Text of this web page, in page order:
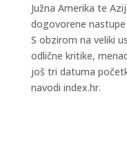
Južna Amerika te
dogovorene
S obzirom na veliki
odlične kritike,
još tri datuma
navodi index.hr.